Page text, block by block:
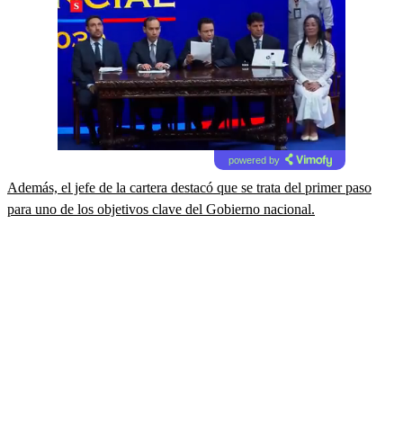
powered by
Además, el jefe de la cartera destacó que se trata del primer paso
para uno de los objetivos clave del Gobierno nacional.